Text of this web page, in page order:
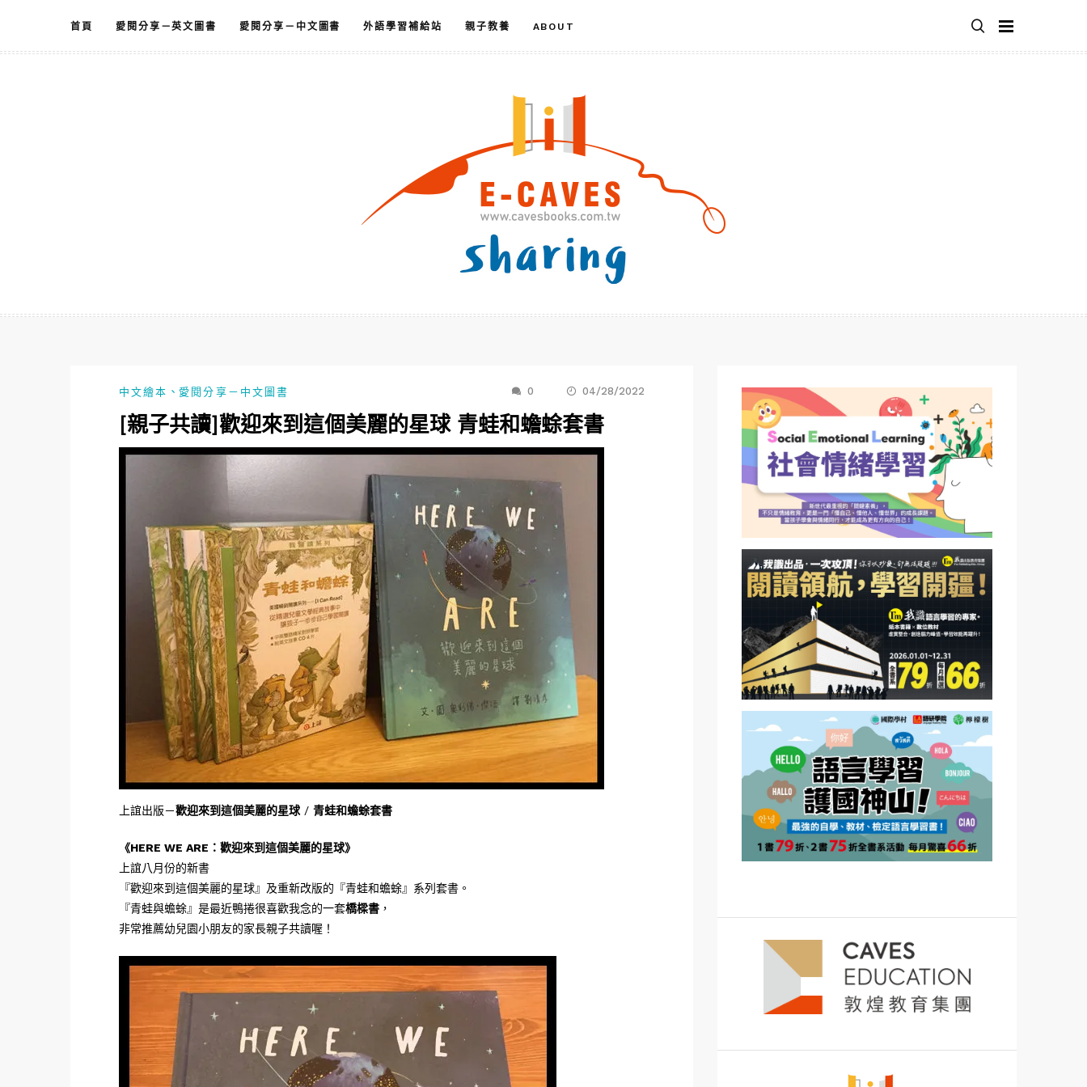
主
首頁 愛閱分享－英文圖書 愛閱分享－中文圖書 外語學習補給站 親子教養 ABOUT
中文繪本 、 愛閱分享－中文圖書 0 04/28/2022
[親子共讀]歡迎來到這個美麗的星球 青蛙和蟾蜍套書
上誼出版－歡迎來到這個美麗的星球 / 青蛙和蟾蜍套書
《HERE WE ARE：歡迎來到這個美麗的星球》
上誼八月份的新書
『歡迎來到這個美麗的星球』及重新改版的『青蛙和蟾蜍』系列套書。
『青蛙與蟾蜍』是最近鴨捲很喜歡我念的一套橋樑書 ，
非常推薦幼兒園小朋友的家長親子共讀喔！